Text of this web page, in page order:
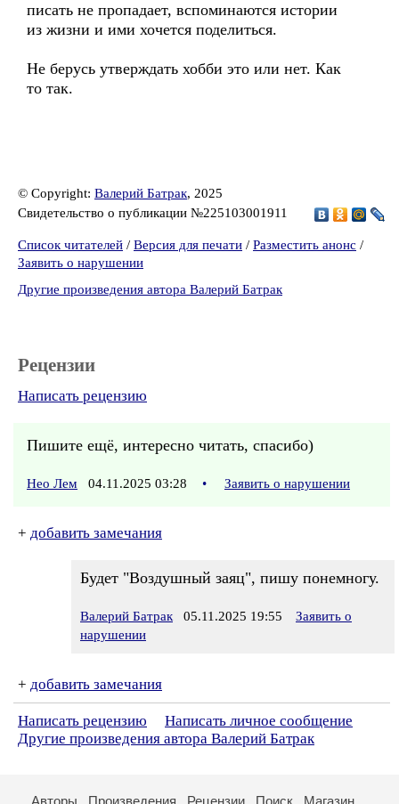
писать не пропадает, вспоминаются истории
из жизни и ими хочется поделиться.
Не берусь утверждать хобби это или нет. Как
то так.
© Copyright: Валерий Батрак, 2025
Свидетельство о публикации №225103001911
Список читателей / Версия для печати / Разместить анонс /
Заявить о нарушении
Другие произведения автора Валерий Батрак
Рецензии
Написать рецензию
Пишите ещё, интересно читать, спасибо)
Нео Лем 04.11.2025 03:28 • Заявить о нарушении
+ добавить замечания
Будет "Воздушный заяц", пишу понемногу.
Валерий Батрак 05.11.2025 19:55
Заявить о
нарушении
+ добавить замечания
Написать рецензию
Написать личное сообщение
Другие произведения автора Валерий Батрак
Авторы Произведения Рецензии Поиск Магазин